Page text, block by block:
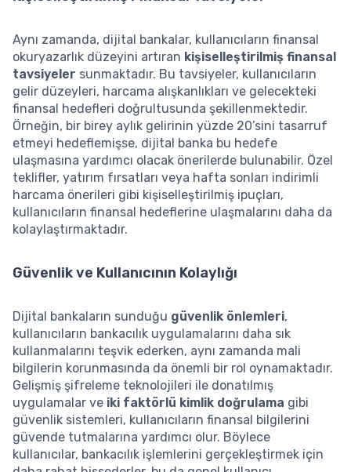
Aynı zamanda, dijital bankalar, kullanıcıların finansal
okuryazarlık düzeyini artıran kişiselleştirilmiş finansal
tavsiyeler sunmaktadır. Bu tavsiyeler, kullanıcıların
gelir düzeyleri, harcama alışkanlıkları ve gelecekteki
finansal hedefleri doğrultusunda şekillenmektedir.
Örneğin, bir birey aylık gelirinin yüzde 20’sini tasarruf
etmeyi hedeflemişse, dijital banka bu hedefe
ulaşmasına yardımcı olacak önerilerde bulunabilir. Özel
teklifler, yatırım fırsatları veya hafta sonları indirimli
harcama önerileri gibi kişiselleştirilmiş ipuçları,
kullanıcıların finansal hedeflerine ulaşmalarını daha da
kolaylaştırmaktadır.
Güvenlik ve Kullanıcının Kolaylığı
Dijital bankaların sunduğu güvenlik önlemleri,
kullanıcıların bankacılık uygulamalarını daha sık
kullanmalarını teşvik ederken, aynı zamanda mali
bilgilerin korunmasında da önemli bir rol oynamaktadır.
Gelişmiş şifreleme teknolojileri ile donatılmış
uygulamalar ve iki faktörlü kimlik doğrulama gibi
güvenlik sistemleri, kullanıcıların finansal bilgilerini
güvende tutmalarına yardımcı olur. Böylece
kullanıcılar, bankacılık işlemlerini gerçekleştirmek için